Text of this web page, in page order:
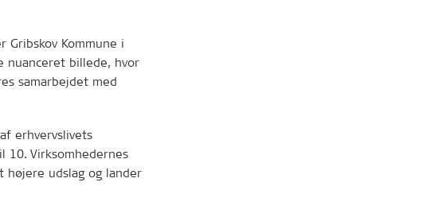
Gribskov Kommune i
nuanceret billede, hvor
samarbejdet med
erhvervslivets
10. Virksomhedernes
højere udslag og lander